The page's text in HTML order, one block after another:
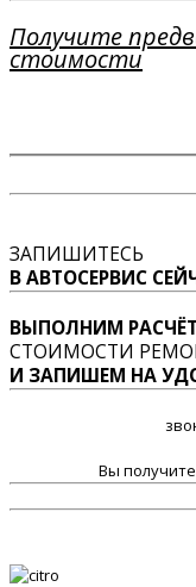
Получите
стоимости
ЗАПИШИТЕСЬ
В АВТОСЕРВИС
ВЫПОЛНИМ РАСЧЁТ
СТОИМОСТИ
И ЗАПИШЕМ НА
Вы